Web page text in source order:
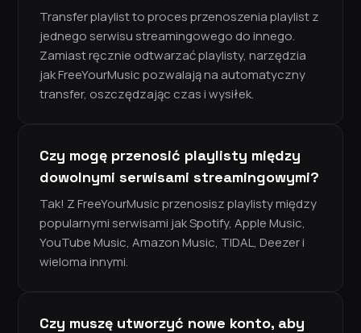
Transfer playlist to proces przenoszenia playlist z
jednego serwisu streamingowego do innego.
Zamiast ręcznie odtwarzać playlisty, narzędzia
jak FreeYourMusic pozwalają na automatyczny
transfer, oszczędzając czas i wysiłek.
Czy mogę przenosić playlisty między
dowolnymi serwisami streamingowymi?
Tak! Z FreeYourMusic przenosisz playlisty między
popularnymi serwisami jak Spotify, Apple Music,
YouTube Music, Amazon Music, TIDAL, Deezer i
wieloma innymi.
Czy muszę utworzyć nowe konto, aby